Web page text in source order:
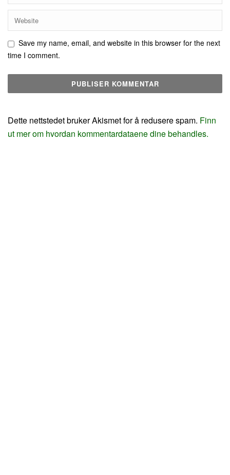
Save my name, email, and website in this browser for the next
time I comment.
Dette nettstedet bruker Akismet for å redusere spam. Finn
ut mer om hvordan kommentardataene dine behandles.